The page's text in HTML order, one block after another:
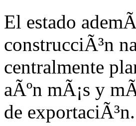
El estado
construcciÃ³n
centralmente
aÃºn mÃ¡s y
de